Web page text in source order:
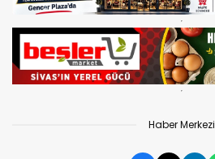
Haber Merkezi